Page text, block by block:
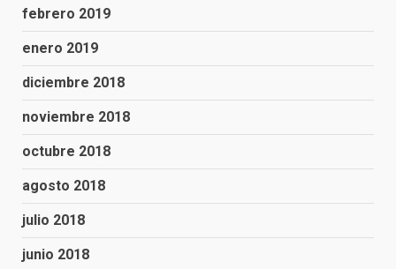
febrero 2019
enero 2019
diciembre 2018
noviembre 2018
octubre 2018
agosto 2018
julio 2018
junio 2018